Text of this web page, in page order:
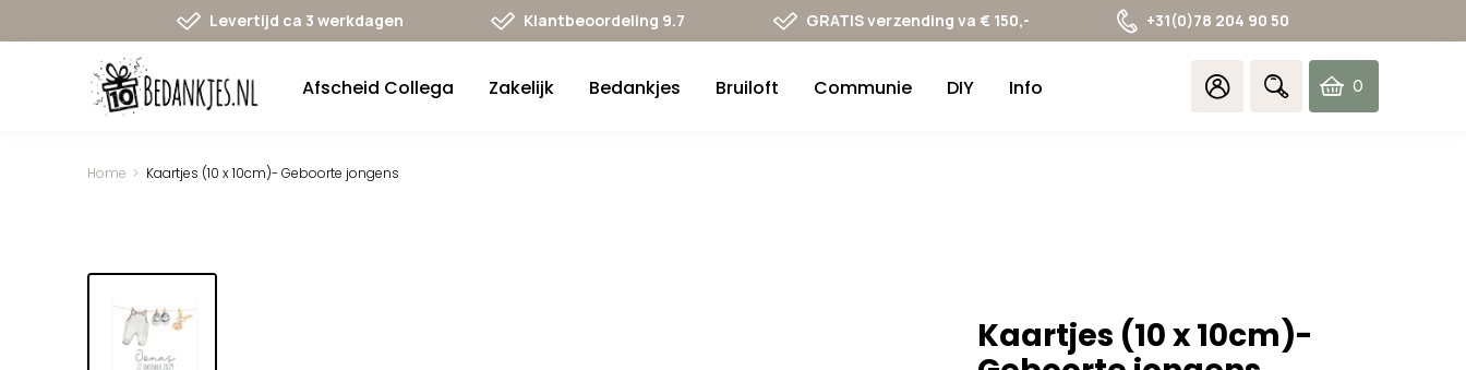
Home Kaartjes (10 x 10cm)- Geboorte jongens
Kaartjes (10 x 10cm)-
Levertijd ca 3 werkdagen Klantbeoordeling 9.7 GRATIS verzending va € 150,- +31(0)78 204 90 50
Afscheid Collega Zakelijk Bedankjes Bruiloft Communie DIY Info 0